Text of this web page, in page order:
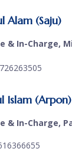
Alam (Saju)
& In-Charge,
Islam (Arpon)
& In-Charge,